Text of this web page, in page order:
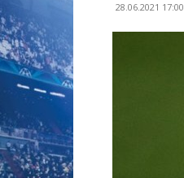
28.06.2021 17:00